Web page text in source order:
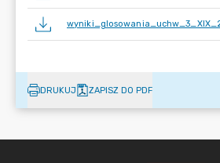
DRUKUJ ZAPISZ DO PDF